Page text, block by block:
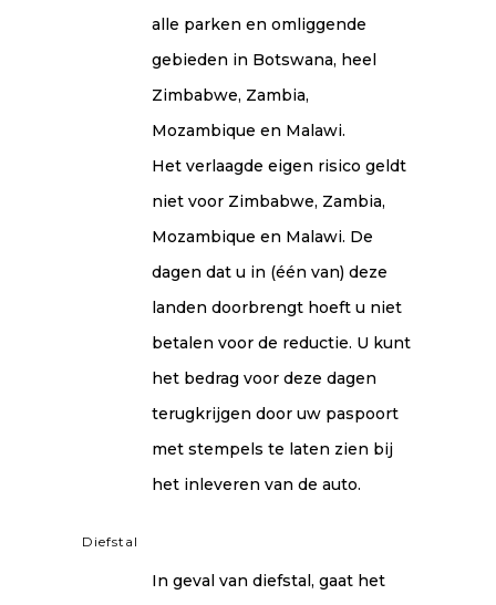
alle parken en omliggende
gebieden in Botswana, heel
Zimbabwe, Zambia,
Mozambique en Malawi.
Het verlaagde eigen risico geldt
niet voor Zimbabwe, Zambia,
Mozambique en Malawi. De
dagen dat u in (één van) deze
landen doorbrengt hoeft u niet
betalen voor de reductie. U kunt
het bedrag voor deze dagen
terugkrijgen door uw paspoort
met stempels te laten zien bij
het inleveren van de auto.
Diefstal
In geval van diefstal, gaat het